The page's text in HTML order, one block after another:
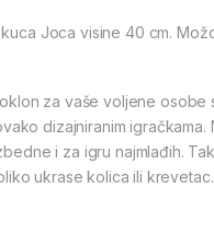
Joca visine 40 cm.
za vaše voljene
dizajniranim
i za igru najmlađih.
ukrase kolica ili krevetac.